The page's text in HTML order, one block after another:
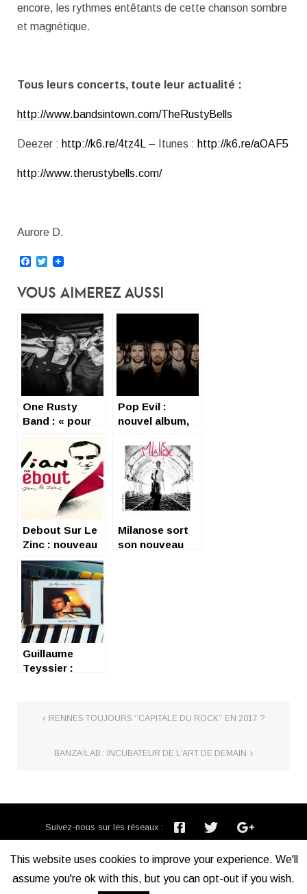
encore, les rythmes entêtants de cette chanson sombre
et magnétique.
Tous leurs concerts, toute leur actualité :
http://www.bandsintown.com/TheRustyBells
Deezer : http://k6.re/4tz4L – Itunes : http://k6.re/aOAF5
http://www.therustybells.com/
Aurore D.
Facebook
Twitter
Vous Aimerez Aussi
One Rusty
Band : « pour
que des
claquettes »
Pop Evil :
nouvel album,
« Waking
Lions »
Debout Sur Le
Zinc : nouveau
disque !
Milanose sort
son nouveau
Guillaume
Teyssier :
RENNES TOUJOURS ‘’CAPITALE DU ROCK’’ EN 2017 ?
BANZAÏLAB : INCUBATEUR DE L’ART DE DEMAIN
Suivez-nous sur les réseaux :
This website uses cookies to improve your experience. We'll
assume you're ok with this, but you can opt-out if you wish.